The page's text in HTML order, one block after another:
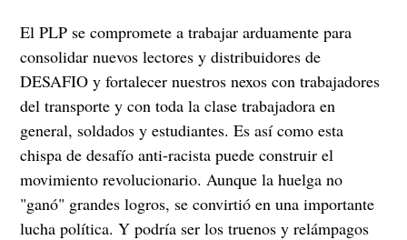
El PLP se compromete a trabajar arduamente para
consolidar nuevos lectores y distribuidores de
DESAFIO y fortalecer nuestros nexos con trabajadores
del transporte y con toda la clase trabajadora en
general, soldados y estudiantes. Es así como esta
chispa de desafío anti-racista puede construir el
movimiento revolucionario. Aunque la huelga no
"ganó" grandes logros, se convirtió en una importante
lucha política. Y podría ser los truenos y relámpagos